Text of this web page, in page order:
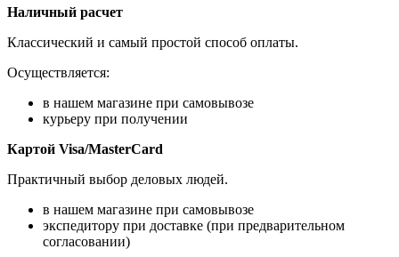
Наличный расчет
Классический и самый простой способ оплаты.
Осуществляется:
в нашем магазине при самовывозе
курьеру при получении
Картой Visa/MasterCard
Практичный выбор деловых людей.
в нашем магазине при самовывозе
экспедитору при доставке (при предварительном
согласовании)